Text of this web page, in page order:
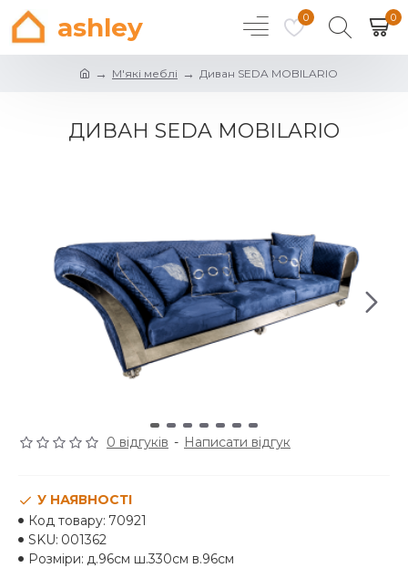
ashley 0 0
М'які меблі Диван SEDA MOBILARIO
ДИВАН SEDA MOBILARIO
0 відгуків - Написати відгук
У НАЯВНОСТІ
Код товару: 70921
SKU: 001362
Розміри: д.96см ш.330см в.96см